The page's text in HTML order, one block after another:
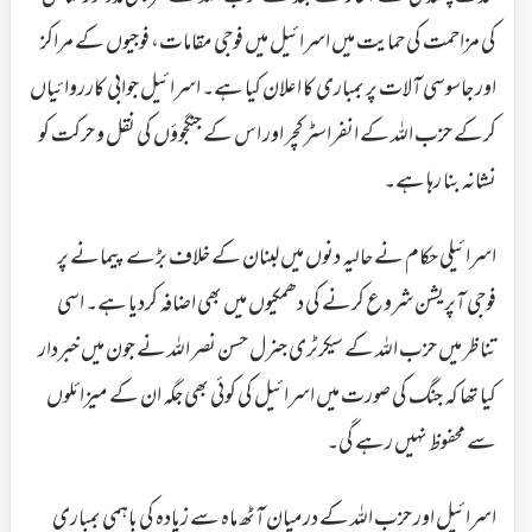
کی مزاحمت کی حمایت میں اسرائیل میں فوجی مقامات، فوجیوں کے مراکز
اور جاسوسی آلات پر بمباری کا اعلان کیا ہے۔ اسرائیل جوابی کارروائیاں
کرکے حزب اللہ کے انفراسٹرکچر اور اس کے جنگجوؤں کی نقل و حرکت کو
نشانہ بنا رہا ہے۔
اسرائیلی حکام نے حالیہ دنوں میں لبنان کے خلاف بڑے پیمانے پر
فوجی آپریشن شروع کرنے کی دھمکیوں میں بھی اضافہ کردیا ہے۔ اسی
تناظر میں حزب اللہ کے سیکرٹری جنرل حسن نصر اللہ نے جون میں خبردار
کیا تھا کہ جنگ کی صورت میں اسرائیل کی کوئی بھی جگہ ان کے میزائلوں
سے محفوظ نہیں رہے گی۔
اسرائیل اور حزب اللہ کے درمیان آٹھ ماہ سے زیادہ کی باہمی بمباری